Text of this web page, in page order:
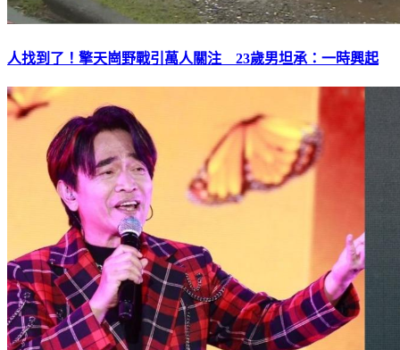
人找到了！擎天崗野戰引萬人關注 23歲男坦承：一時興起